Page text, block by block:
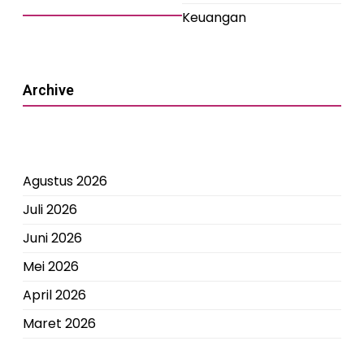
Keuangan
Archive
Agustus 2026
Juli 2026
Juni 2026
Mei 2026
April 2026
Maret 2026